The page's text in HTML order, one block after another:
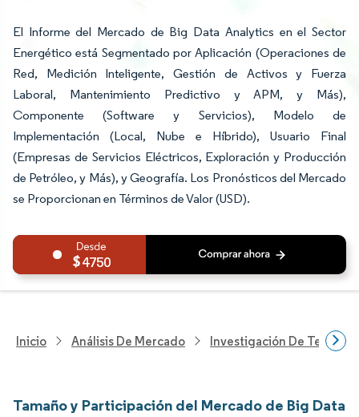
El Informe del Mercado de Big Data Analytics en el Sector
Energético está Segmentado por Aplicación (Operaciones de
Red, Medición Inteligente, Gestión de Activos y Fuerza
Laboral, Mantenimiento Predictivo y APM, y Más),
Componente (Software y Servicios), Modelo de
Implementación (Local, Nube e Híbrido), Usuario Final
(Empresas de Servicios Eléctricos, Exploración y Producción
de Petróleo, y Más), y Geografía. Los Pronósticos del Mercado
se Proporcionan en Términos de Valor (USD).
4750
Inicio Análisis De Mercado Investigación De
Tamaño y Participación del Mercado de Big Data